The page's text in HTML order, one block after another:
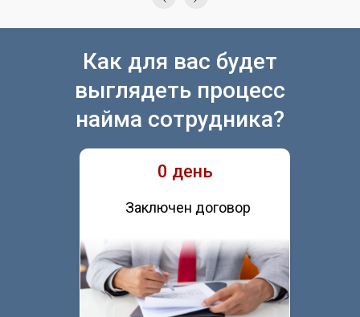
Как для вас будет
выглядеть процесс
найма сотрудника?
0 день
Заключен договор